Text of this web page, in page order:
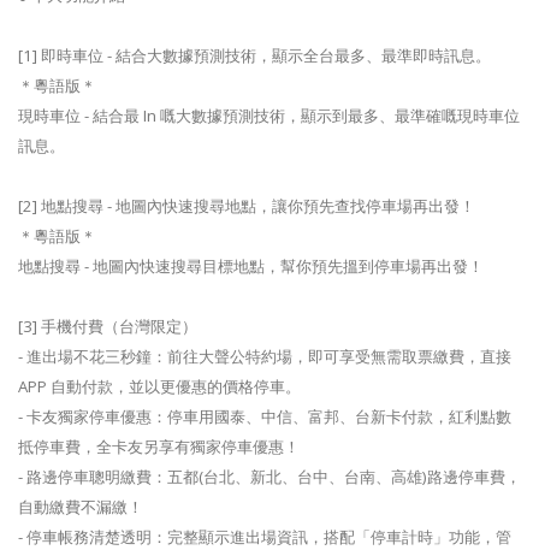
[1] 即時車位 - 結合大數據預測技術，顯示全台最多、最準即時訊息。
＊粵語版＊
現時車位 - 結合最 In 嘅大數據預測技術，顯示到最多、最準確嘅現時車位
訊息。
[2] 地點搜尋 - 地圖內快速搜尋地點，讓你預先查找停車場再出發！
＊粵語版＊
地點搜尋 - 地圖內快速搜尋目標地點，幫你預先搵到停車場再出發！
[3] 手機付費（台灣限定）
- 進出場不花三秒鐘：前往大聲公特約場，即可享受無需取票繳費，直接
APP 自動付款，並以更優惠的價格停車。
- 卡友獨家停車優惠：停車用國泰、中信、富邦、台新卡付款，紅利點數
抵停車費，全卡友另享有獨家停車優惠！
- 路邊停車聰明繳費：五都(台北、新北、台中、台南、高雄)路邊停車費，
自動繳費不漏繳！
- 停車帳務清楚透明：完整顯示進出場資訊，搭配「停車計時」功能，管